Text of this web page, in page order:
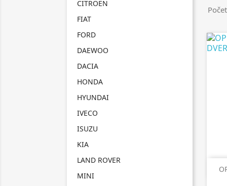
CITROEN
FIAT
FORD
DAEWOO
DACIA
HONDA
HYUNDAI
IVECO
ISUZU
KIA
LAND ROVER
MINI